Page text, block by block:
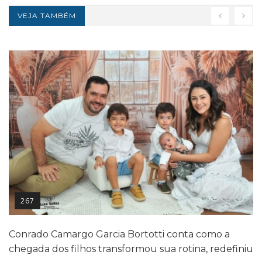
VEJA TAMBÉM
267
Conrado Camargo Garcia Bortotti conta como a
chegada dos filhos transformou sua rotina, redefiniu